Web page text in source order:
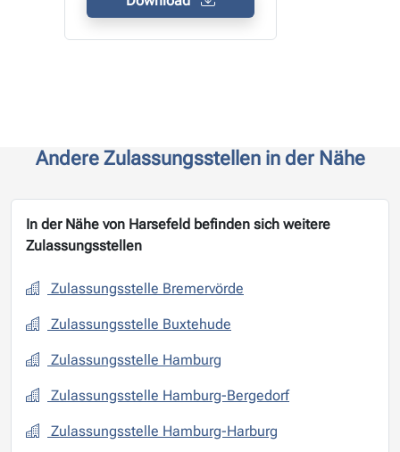
Andere Zulassungsstellen in der Nähe
In der Nähe von Harsefeld befinden sich weitere
Zulassungsstellen
Zulassungsstelle Bremervörde
Zulassungsstelle Buxtehude
Zulassungsstelle Hamburg
Zulassungsstelle Hamburg-Bergedorf
Zulassungsstelle Hamburg-Harburg